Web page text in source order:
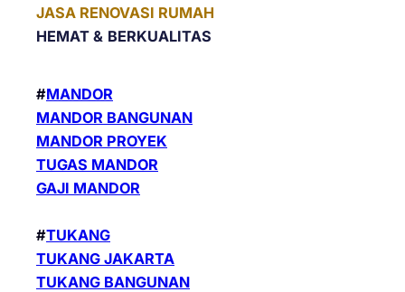
JASA RENOVASI RUMAH
HEMAT & BERKUALITAS
#MANDOR
MANDOR BANGUNAN
MANDOR PROYEK
TUGAS MANDOR
GAJI MANDOR
#TUKANG
TUKANG JAKARTA
TUKANG BANGUNAN